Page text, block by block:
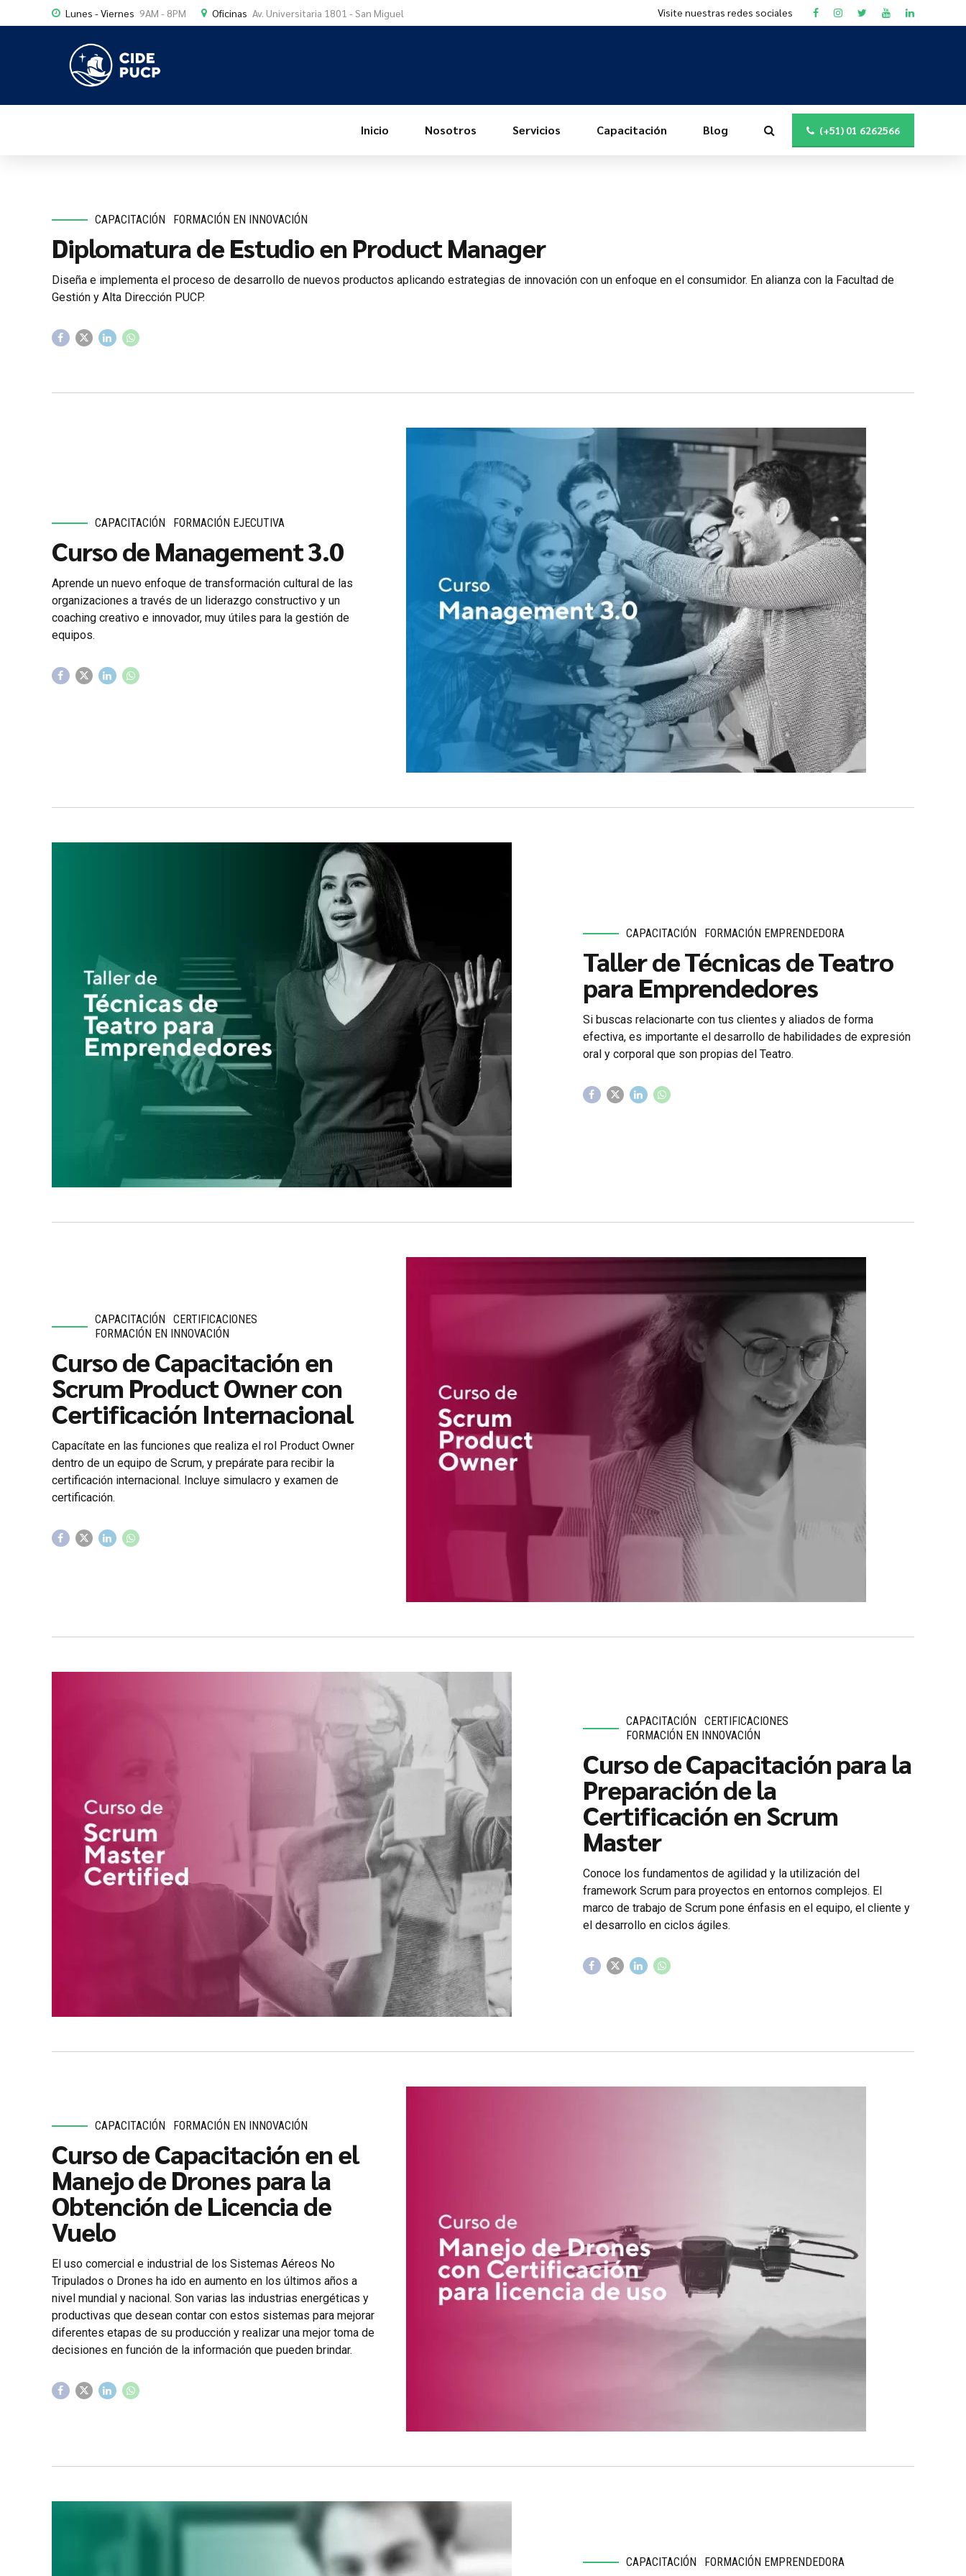
Lunes - Viernes 9AM - 8PM Oficinas Av. Universitaria 1801 - San Miguel Visite nuestras redes sociales
(+51) 01 6262566
Inicio Nosotros Servicios Capacitación Blog
CAPACITACIÓN FORMACIÓN EN INNOVACIÓN
Diplomatura de Estudio en Product Manager
Diseña e implementa el proceso de desarrollo de nuevos productos aplicando estrategias de innovación con un enfoque en el consumidor. En alianza con la Facultad de
Gestión y Alta Dirección PUCP.
CAPACITACIÓN FORMACIÓN EJECUTIVA
Curso de Management 3.0
Aprende un nuevo enfoque de transformación cultural de las
organizaciones a través de un liderazgo constructivo y un
coaching creativo e innovador, muy útiles para la gestión de
equipos.
CAPACITACIÓN FORMACIÓN EMPRENDEDORA
Taller de Técnicas de Teatro
para Emprendedores
Si buscas relacionarte con tus clientes y aliados de forma
efectiva, es importante el desarrollo de habilidades de expresión
oral y corporal que son propias del Teatro.
CAPACITACIÓN
CERTIFICACIONES
FORMACIÓN EN INNOVACIÓN
Curso de Capacitación en
Scrum Product Owner con
Certificación Internacional
Capacítate en las funciones que realiza el rol Product Owner
dentro de un equipo de Scrum, y prepárate para recibir la
certificación internacional. Incluye simulacro y examen de
certificación.
CAPACITACIÓN
CERTIFICACIONES
FORMACIÓN EN INNOVACIÓN
Curso de Capacitación para la
Preparación de la
Certificación en Scrum
Master
Conoce los fundamentos de agilidad y la utilización del
framework Scrum para proyectos en entornos complejos. El
marco de trabajo de Scrum pone énfasis en el equipo, el cliente y
el desarrollo en ciclos ágiles.
CAPACITACIÓN FORMACIÓN EN INNOVACIÓN
Curso de Capacitación en el
Manejo de Drones para la
Obtención de Licencia de
Vuelo
El uso comercial e industrial de los Sistemas Aéreos No
Tripulados o Drones ha ido en aumento en los últimos años a
nivel mundial y nacional. Son varias las industrias energéticas y
productivas que desean contar con estos sistemas para mejorar
diferentes etapas de su producción y realizar una mejor toma de
decisiones en función de la información que pueden brindar.
CAPACITACIÓN FORMACIÓN EMPRENDEDORA